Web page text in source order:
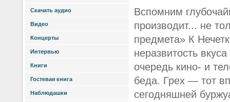
Скачать аудио
Видео
Концерты
Интервью
Книги
Гостевая книга
Наблюдашки
Вспомним
производит... не
предмета» К
неразвитость
очередь кино- и
беда. Грех — тот
сегодняшней